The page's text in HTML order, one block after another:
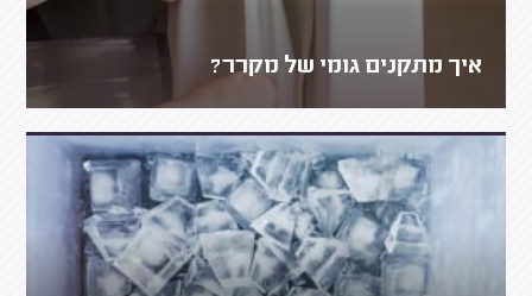
איך מתקנים גומי של מקרר?